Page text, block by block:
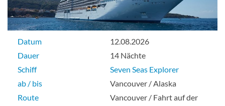
Datum
12.08.2026
Dauer
14 Nächte
Schiff
Seven Seas Explorer
ab / bis
Vancouver / Alaska
Route
Vancouver / Fahrt auf der